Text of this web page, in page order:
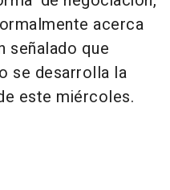
acerca
señalado que
se desarrolla la
este miércoles.